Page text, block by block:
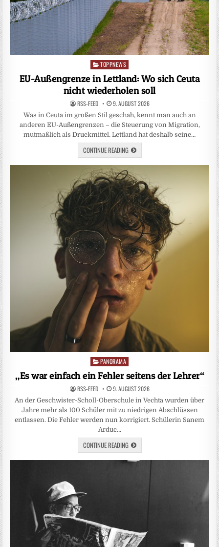
Posted
in
TOPPNEWS
EU-Außengrenze in Lettland: Wo sich Ceuta
nicht wiederholen soll
RSS-FEED 9. AUGUST 2026
Was in Ceuta im großen Stil geschah, kennt man auch an
anderen EU-Außengrenzen – die Steuerung von Migration,
mutmaßlich als Druckmittel. Lettland hat deshalb seine…
CONTINUE READING
Posted
in
PANORAMA
„Es war einfach ein Fehler seitens der Lehrer“
RSS-FEED 9. AUGUST 2026
An der Geschwister-Scholl-Oberschule in Vechta wurden über
Jahre mehr als 100 Schüler mit zu niedrigen Abschlüssen
entlassen. Die Fehler werden nun korrigiert. Schülerin Sanem
Arduc…
CONTINUE READING